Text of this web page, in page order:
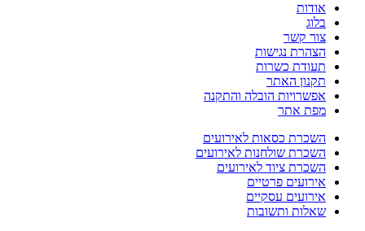
אודות
בלוג
צור קשר
הצהרת נגישות
תעודת כשרות
תקנון האתר
אפשרויות הובלה והתקנה
מפת אתר
השכרת כסאות לאירועים
השכרת שולחנות לאירועים
השכרת ציוד לאירועים
אירועים פרטיים
אירועים עסקיים
שאלות ותשובות